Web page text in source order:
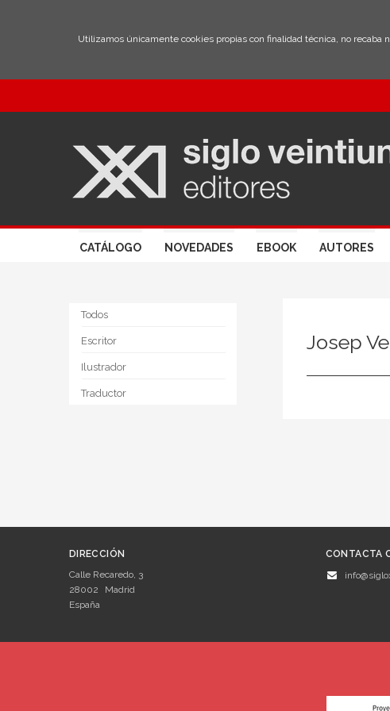
Utilizamos únicamente cookies propias con finalidad técnica, no
CATÁLOGO NOVEDADES EBOOK AUTORES
Todos
Escritor
Ilustrador
Traductor
Josep
DIRECCIÓN
Calle Recaredo, 3
28002
Madrid
España
CONTACTA